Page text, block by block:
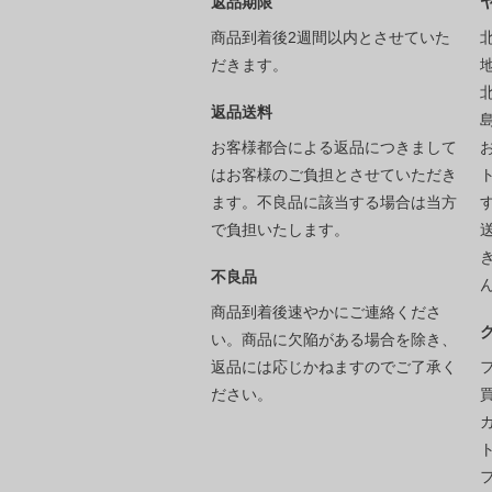
商品到着後2週間以内とさせていた
だきます。
返品送料
お客様都合による返品につきまして
はお客様のご負担とさせていただき
ます。不良品に該当する場合は当方
で負担いたします。
不良品
商品到着後速やかにご連絡くださ
い。商品に欠陥がある場合を除き、
返品には応じかねますのでご了承く
ださい。